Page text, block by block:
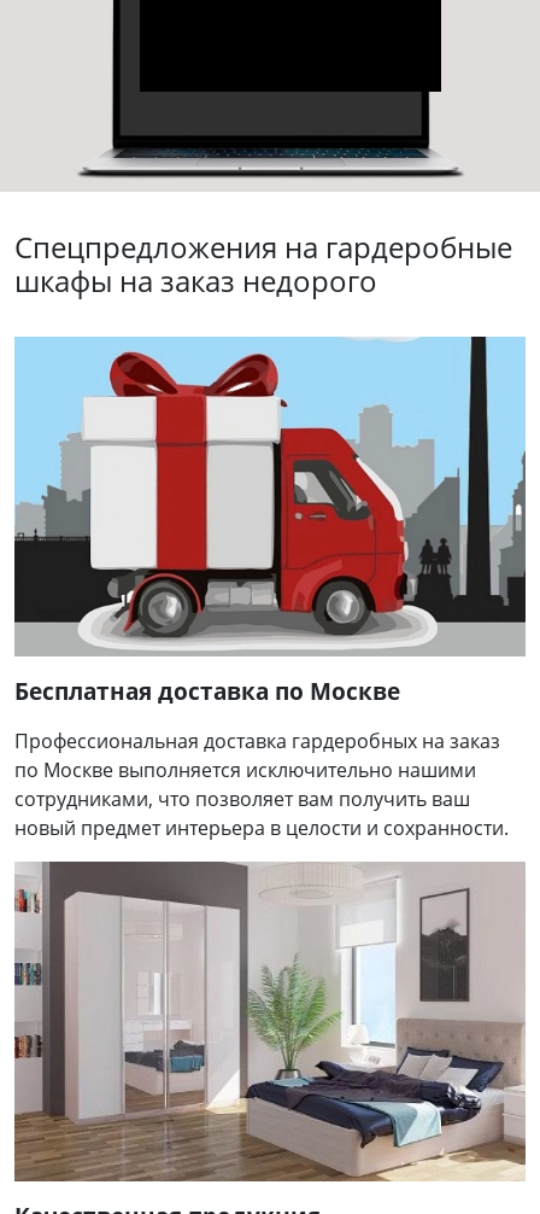
Спецпредложения на гардеробные
шкафы на заказ недорого
Бесплатная доставка по Москве
Профессиональная доставка гардеробных на заказ
по Москве выполняется исключительно нашими
сотрудниками, что позволяет вам получить ваш
новый предмет интерьера в целости и сохранности.